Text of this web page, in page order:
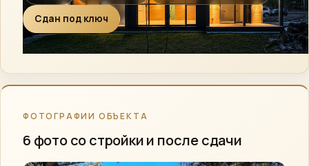
Сдан под ключ
ФОТОГРАФИИ ОБЪЕКТА
6 фото со стройки и после сдачи
ВКонтакте ›
Директ
Напишите нам